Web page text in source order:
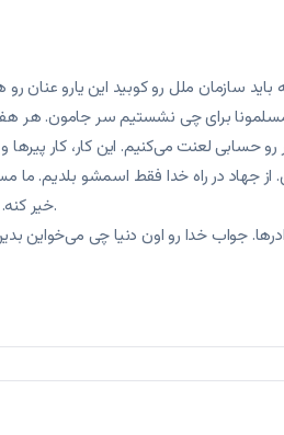
سازمان ملل رو کوبید این یارو عنان
برای چی نشستیم سر جامون. هر
رو حسابی لعنت می‌کنیم. این کار، کار
از جهاد در راه خدا فقط اسمشو بلدیم. ما
خیر کنه. تا 2-3 نسل دیگه اثری از اسلام جز یه نام نمی‌مونه.